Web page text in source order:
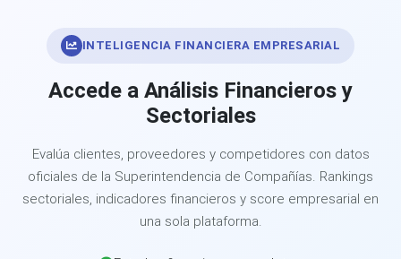
INTELIGENCIA FINANCIERA EMPRESARIAL
Accede a Análisis Financieros y
Sectoriales
Evalúa clientes, proveedores y competidores con datos
oficiales de la Superintendencia de Compañías. Rankings
sectoriales, indicadores financieros y score empresarial en
una sola plataforma.